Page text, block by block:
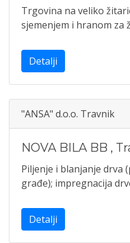
Trgovina na veliko
sjemenjem i hranom za
Detalji
"ANSA" d.o.o. Travnik
NOVA BILA BB ,
Piljenje i blanjanje drva
građe); impregnacija
Detalji